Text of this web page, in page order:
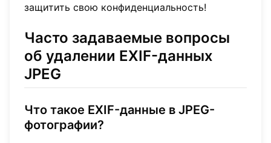
защитить свою конфиденциальность!
Часто задаваемые вопросы
об удалении EXIF-данных
JPEG
Что такое EXIF-данные в JPEG-
фотографии?